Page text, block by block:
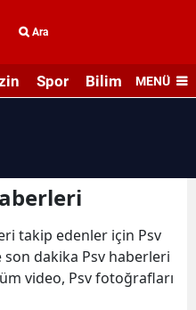
Ara
Spor Bilim veMENÜ
takip edenler için Psv
dakika Psv haberleri
video, Psv fotoğrafları